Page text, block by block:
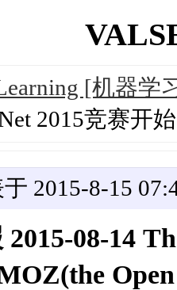
[机器学
2015竞赛开
2015-8-15
08-14